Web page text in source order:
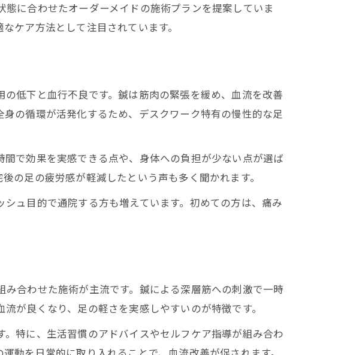
に合わせたオーダーメイドの施術プランを提案していま
ケア方法として注目されています。
低下と血行不良です。鍼は筋肉の緊張を緩め、血流を改善
の循環が活発化するため、デスクワーク特有の慢性的な足
で効果を実感できる点や、身体への負担が少ない点が選ば
の足の疲労感が軽減したという声も多く聞かれます。
ュ目的で通院する方も増えています。初めての方は、痛み
合わせた施術が主流です。鍼による深層筋への刺激で一時
が良くなり、足の軽さを実感しやすいのが特徴です。
特に、生活習慣のアドバイスやセルフケア指導が組み合わ